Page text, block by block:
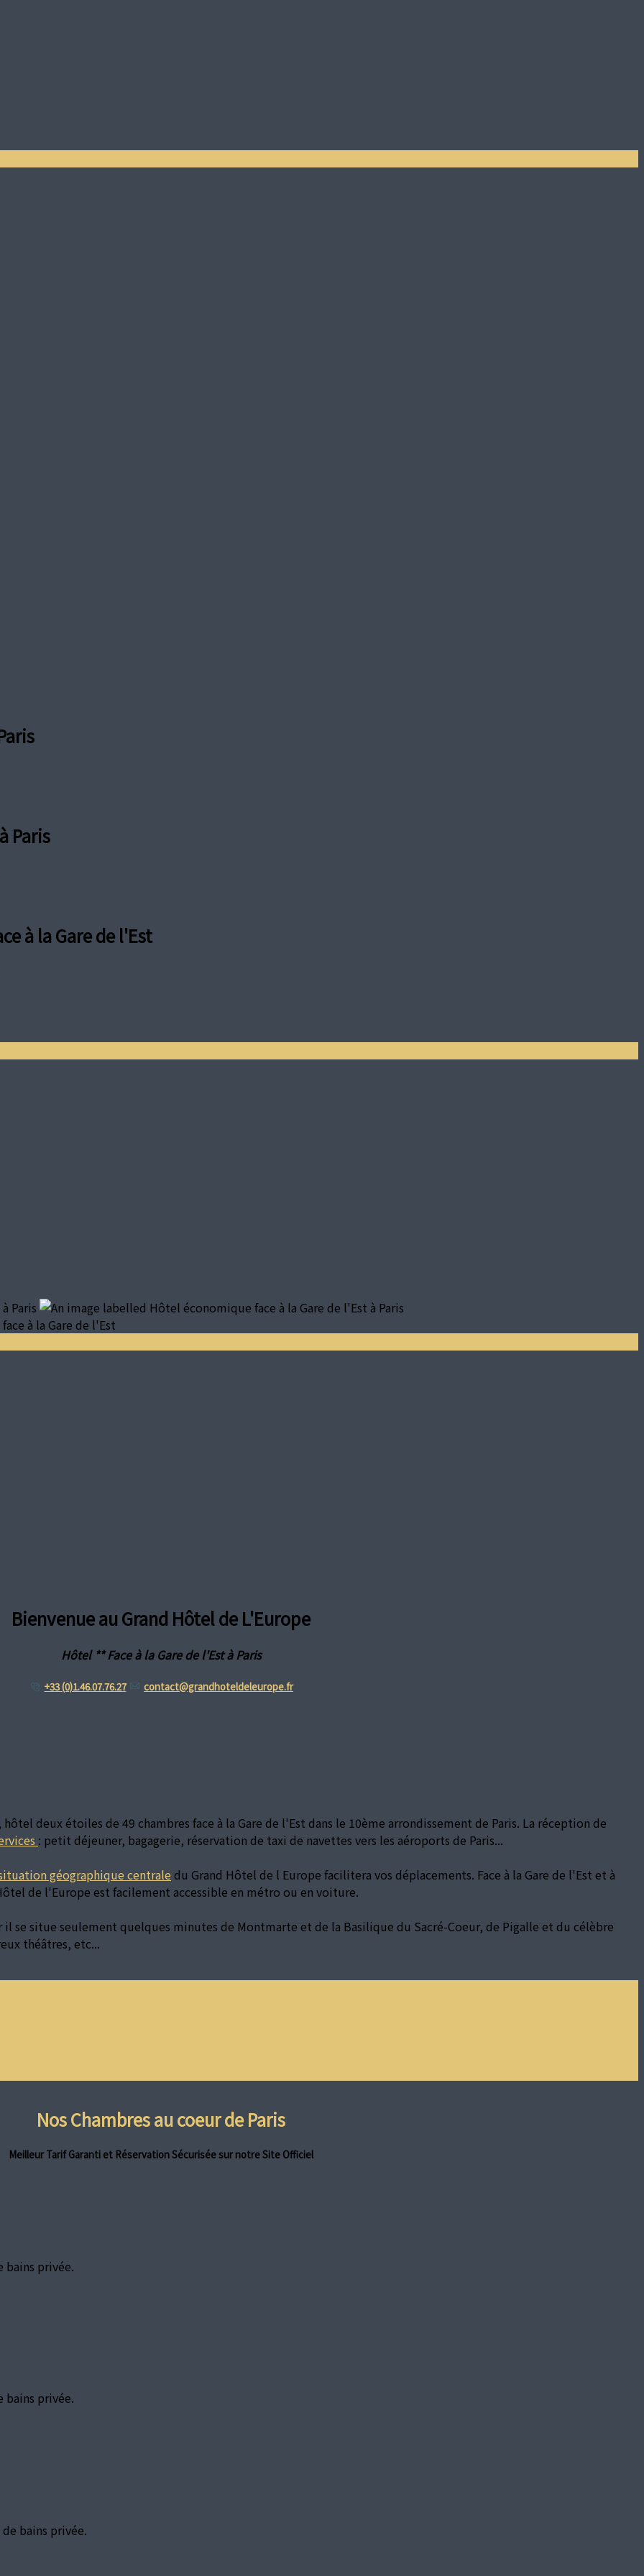
Paris
à la Gare de l'Est
Bienvenue au Grand Hôtel de L'Europe
Hôtel ** Face à la Gare de l'Est à Paris
+33 (0)1.46.07.76.27 contact@grandhoteldeleurope.fr
deux étoiles de 49 chambres face à la Gare de l'Est dans le 10ème arrondissement de Paris. La réception de
: petit déjeuner, bagagerie, réservation de taxi de navettes vers les aéroports de Paris...
géographique centrale du Grand Hôtel de l Europe facilitera vos déplacements. Face à la Gare de l'Est et à
de l'Europe est facilement accessible en métro ou en voiture.
il se situe seulement quelques minutes de Montmarte et de la Basilique du Sacré-Coeur, de Pigalle et du célèbre
théâtres, etc...
Nos Chambres au coeur de Paris
Meilleur Tarif Garanti et Réservation Sécurisée sur notre Site Officiel
bains privée.
bains privée.
bains privée.